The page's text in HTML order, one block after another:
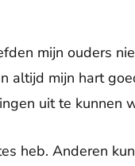
mijn ouders
altijd mijn hart
uit te kunnen
heb. Anderen